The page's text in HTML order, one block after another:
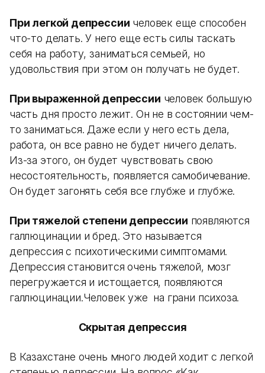
При легкой депрессии человек еще способен
что-то делать. У него еще есть силы таскать
себя на работу, заниматься семьей, но
удовольствия при этом он получать не будет.
При выраженной депрессии человек большую
часть дня просто лежит. Он не в состоянии чем-
то заниматься. Даже если у него есть дела,
работа, он все равно не будет ничего делать.
Из-за этого, он будет чувствовать свою
несостоятельность, появляется самобичевание.
Он будет загонять себя все глубже и глубже.
При тяжелой степени депрессии появляются
галлюцинации и бред. Это называется
депрессия с психотическими симптомами.
Депрессия становится очень тяжелой, мозг
перегружается и истощается, появляются
галлюцинации.Человек уже на грани психоза.
Скрытая депрессия
В Казахстане очень много людей ходит с легкой